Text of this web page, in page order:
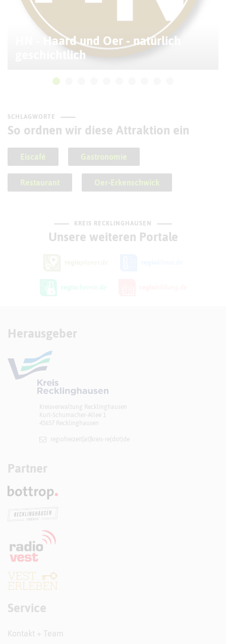
HN - Haard und Oer - natürlich
geschichtlich
SCHLAGWORTE
So ordnen wir diese Attraktion ein
Eiscafé Gastronomie
Restaurant Oer-Erkenschwick
KREIS RECKLINGHAUSEN
Unsere weiteren Portale
Herausgeber
Kreisverwaltung Recklinghausen
Kurt-Schumacher-Allee 1
45657 Recklinghausen
regiofreizeit[at]​kreis-re(dot)de
Partner
Service
Kontakt + Team